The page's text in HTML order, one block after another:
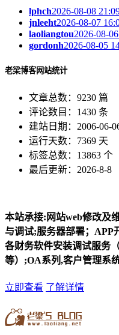
lphch2026-08-08
jnleeht2026-08-07
laoliangtou2026-08-
gordonh2026-08-05
老梁博客网站统计
文章总数：9230 篇
评论数目：1430 条
建站日期：2006-06-
运行天数：7369 天
标签总数：13863 个
最后更新：2026-8-8
本站承接:网站web修改及
与调试;服务器部署；APP
各财务软件安装调试服务
等）;OA系列,客户管理系
立即查看 了解详情